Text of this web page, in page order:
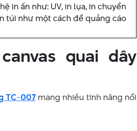
in ấn như: UV, in lụa, in chuyển
túi như một cách để quảng cáo
quai dây
TC-007mang nhiều tính năng nổi